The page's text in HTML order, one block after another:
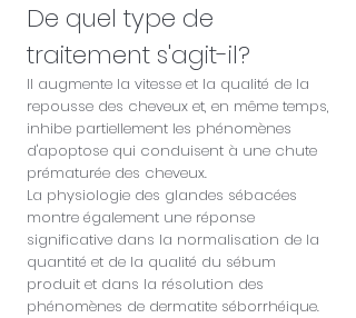
De quel type de
traitement s'agit-il?
Il augmente la vitesse et la qualité de la
repousse des cheveux et, en même temps,
inhibe partiellement les phénomènes
d'apoptose qui conduisent à une chute
prématurée des cheveux.
La physiologie des glandes sébacées
montre également une réponse
significative dans la normalisation de la
quantité et de la qualité du sébum
produit et dans la résolution des
phénomènes de dermatite séborrhéique.